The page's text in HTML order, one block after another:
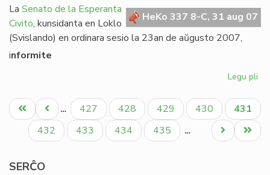
HeKo 337 8-C, 31 aug 07
La Senato de la Esperanta
Civito, kunsidanta en Loklo
(Svislando) en ordinara sesio la 23an de aŭgusto 2007,
informite
Legu pli
pri
Pagination
Unua
paĝo
Antaŭa
paĝo
… Paĝo
427 Paĝo
428 Paĝo
429 Paĝo
430
Aktuala
paĝo
431
Paĝo
432 Paĝo
433 Paĝo
434 Paĝo
435 …
Last
page
Next
page
SERĈO